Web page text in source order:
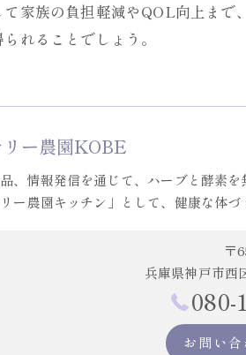
家族の負担軽減やQOL向上ま
れることでしょう。
リー農園KOBE
、情報発信を通じて、ハーブと酵素
リー農園キッチン」として、健康な体
〒
兵庫県神戸市西
080-
お問い